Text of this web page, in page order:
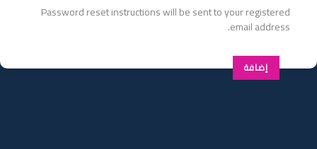
Password reset instructions will be sent to your registered
email address.